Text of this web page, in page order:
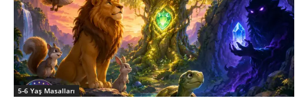
5-6 Yaş Masalları